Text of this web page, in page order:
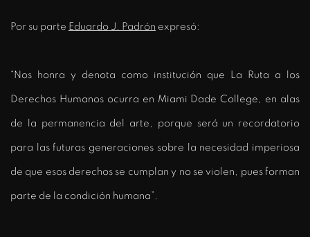
Por su parte Eduardo J. Padrón expresó:
“Nos honra y denota como institución que La Ruta a los
Derechos Humanos ocurra en Miami Dade College, en alas
de la permanencia del arte, porque será un recordatorio
para las futuras generaciones sobre la necesidad imperiosa
de que esos derechos se cumplan y no se violen, pues forman
parte de la condición humana”.